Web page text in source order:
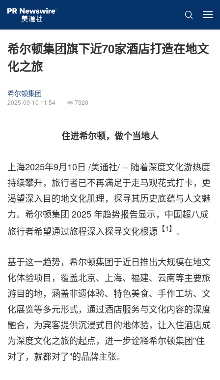
希尔顿集团旗下近70家酒店打造在地文
化之旅
希尔顿集团
2025-09-10 11:54 7320
住进希尔顿，做个当地人
上海2025年9月10日 /美通社/ -- 随着深度文化游热度
持续攀升，旅行者已不再满足于走马观花式打卡，更
渴望深入目的地文化肌理，探寻其历史底蕴与人文魅
力。希尔顿集团 2025 年趋势报告显示，中国超八成
旅行者希望通过旅程深入探寻文化根源 【1】 。
基于这一趋势，希尔顿集团于近日推出大规模在地文
化体验项目，覆盖北京、上海、福建、云南等主要旅
游目的地，涵盖非遗体验、特色美食、手作工坊、文
化展览等多元形式，通过酒店服务与文化内容的深度
融合，为宾客提供沉浸式目的地体验，让入住酒店成
为深度文化之旅的起点，进一步诠释希尔顿集团"住
对了，就都对了"的品牌主张。